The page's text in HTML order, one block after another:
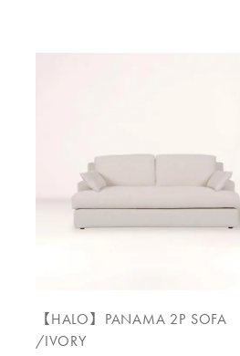
【HALO】PANAMA 2P SOFA
/IVORY